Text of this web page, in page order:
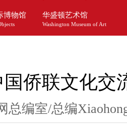
博物馆 华盛顿艺术馆
Washington Museum of Art
国侨联文化交
总编室/总编